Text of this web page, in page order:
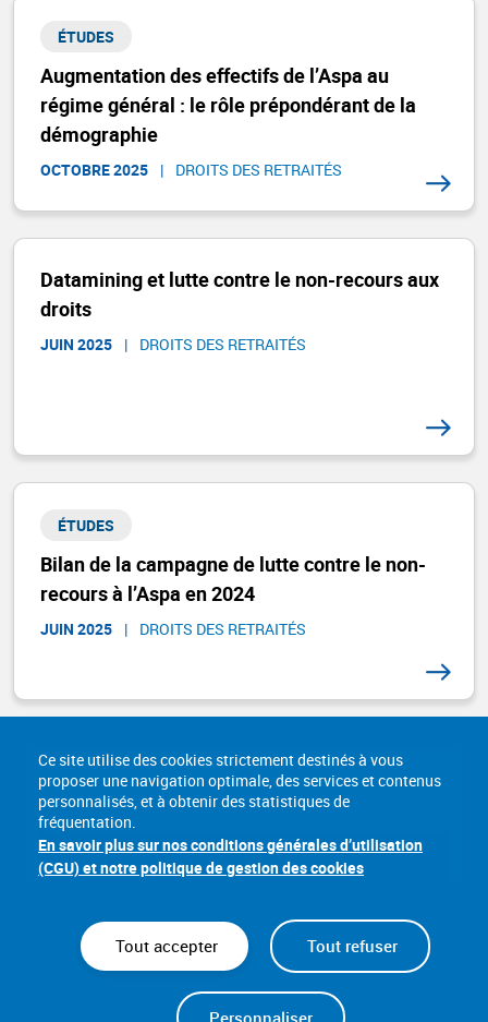
Augmentation des effectifs de l’Aspa au
régime général : le rôle prépondérant de la
démographie
ÉTUDES
OCTOBRE 2025 | DROITS DES RETRAITÉS ​
Datamining et lutte contre le non-recours aux
droits
JUIN 2025 | DROITS DES RETRAITÉS ​
Bilan de la campagne de lutte contre le non-
recours à l’Aspa en 2024
ÉTUDES
JUIN 2025 | DROITS DES RETRAITÉS ​
Sites utiles
Accessibilité : conformité partielle
Ce site utilise des cookies strictement destinés à vous
proposer une navigation optimale, des services et contenus
personnalisés, et à obtenir des statistiques de
fréquentation.
En savoir plus sur nos conditions générales d’utilisation
(CGU) et notre politique de gestion des cookies
Tout accepter Tout refuser
Personnaliser